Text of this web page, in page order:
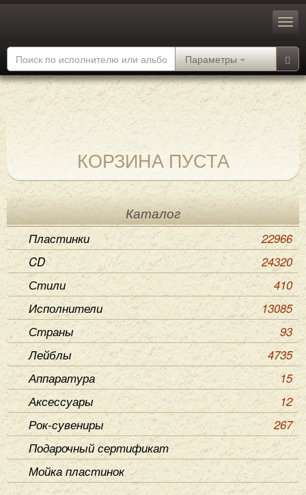
Параметры
КОРЗИНА ПУСТА
Каталог
Пластинки
22966
CD
24320
Стили
410
Исполнители
13085
Страны
93
Лейблы
4735
Аппаратура
15
Аксессуары
12
Рок-сувениры
267
Подарочный сертификат
Мойка пластинок